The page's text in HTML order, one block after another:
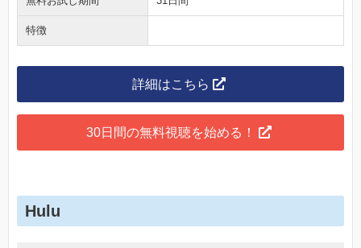
特徴
詳細はこちら
30日間の無料視聴を始める！
Hulu